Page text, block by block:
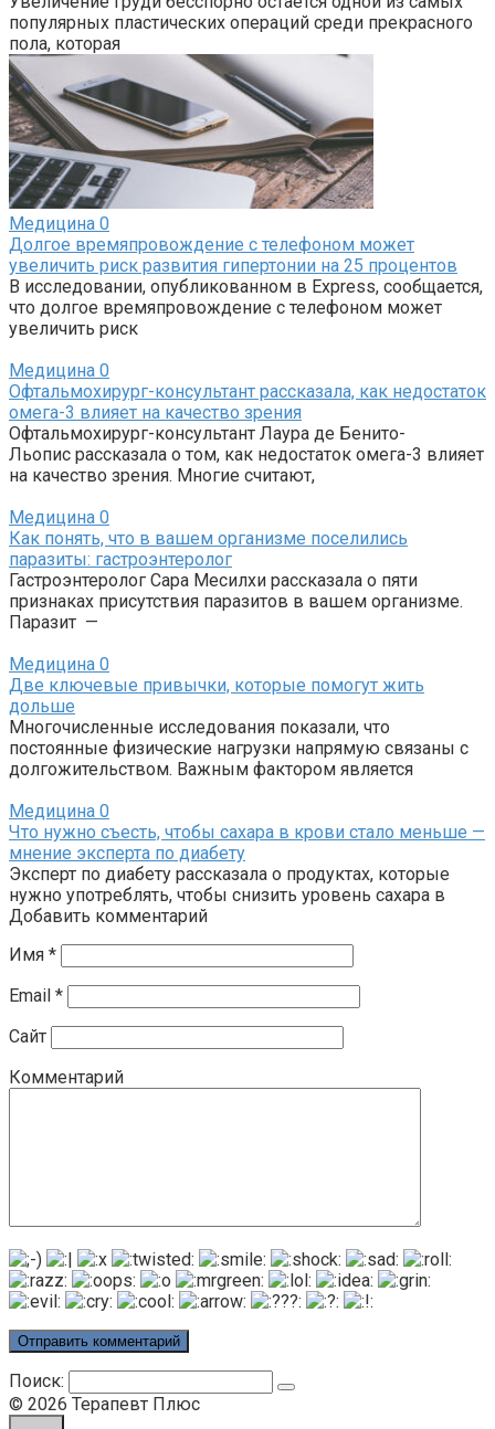
популярных пластических операций среди прекрасного
пола, которая
Медицина 0
Долгое времяпровождение с телефоном может
увеличить риск развития гипертонии на 25 процентов
В исследовании, опубликованном в Express, сообщается,
что долгое времяпровождение с телефоном может
увеличить риск
Медицина 0
Офтальмохирург-консультант рассказала, как недостаток
омега-3 влияет на качество зрения
Офтальмохирург-консультант Лаура де Бенито-
Льопис рассказала о том, как недостаток омега-3 влияет
на качество зрения. Многие считают,
Медицина 0
Как понять, что в вашем организме поселились
паразиты: гастроэнтеролог
Гастроэнтеролог Сара Месилхи рассказала о пяти
признаках присутствия паразитов в вашем организме.
Паразит —
Медицина 0
Две ключевые привычки, которые помогут жить
дольше
Многочисленные исследования показали, что
постоянные физические нагрузки напрямую связаны с
долгожительством. Важным фактором является
Медицина 0
Что нужно съесть, чтобы сахара в крови стало меньше —
мнение эксперта по диабету
Эксперт по диабету рассказала о продуктах, которые
нужно употреблять, чтобы снизить уровень сахара в
Добавить комментарий
Имя *
Email *
Сайт
Комментарий
Поиск:
© 2026 Терапевт Плюс